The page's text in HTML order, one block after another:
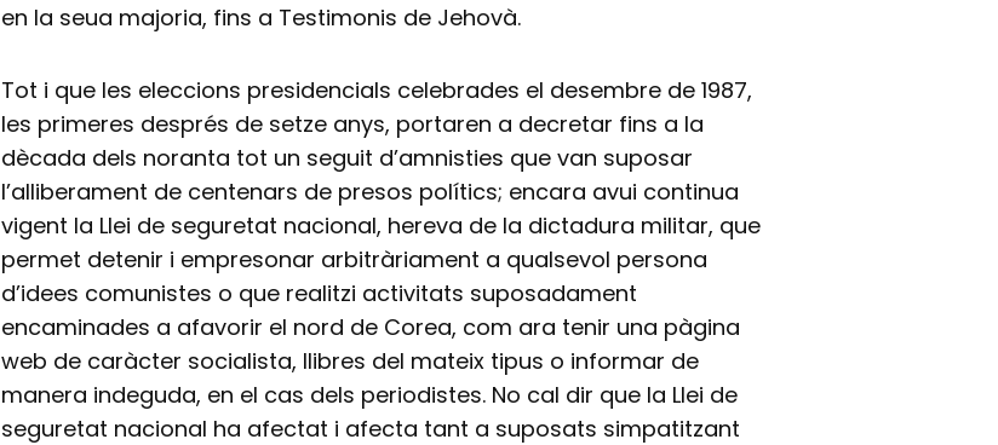
en la seua majoria, fins a Testimonis de Jehovà.
Tot i que les eleccions presidencials celebrades el desembre de 1987,
les primeres després de setze anys, portaren a decretar fins a la
dècada dels noranta tot un seguit d’amnisties que van suposar
l’alliberament de centenars de presos polítics; encara avui continua
vigent la Llei de seguretat nacional, hereva de la dictadura militar, que
permet detenir i empresonar arbitràriament a qualsevol persona
d’idees comunistes o que realitzi activitats suposadament
encaminades a afavorir el nord de Corea, com ara tenir una pàgina
web de caràcter socialista, llibres del mateix tipus o informar de
manera indeguda, en el cas dels periodistes. No cal dir que la Llei de
seguretat nacional ha afectat i afecta tant a suposats simpatitzant